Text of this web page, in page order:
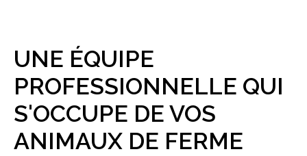
UNE ÉQUIPE
PROFESSIONNELLE QUI
S'OCCUPE DE VOS
ANIMAUX DE FERME